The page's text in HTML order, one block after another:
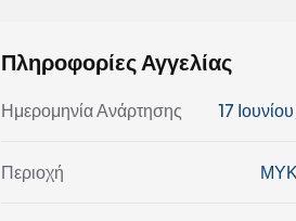
Πληροφορίες Αγγελίας
Ημερομηνία Ανάρτησης 17
Περιοχή